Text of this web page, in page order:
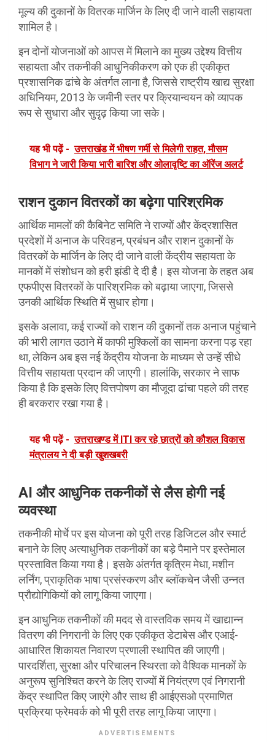
मूल्य की दुकानों के वितरक मार्जिन के लिए दी जाने वाली सहायता
शामिल है।
इन दोनों योजनाओं को आपस में मिलाने का मुख्य उद्देश्य वित्तीय
सहायता और तकनीकी आधुनिकीकरण को एक ही एकीकृत
प्रशासनिक ढांचे के अंतर्गत लाना है, जिससे राष्ट्रीय खाद्य सुरक्षा
अधिनियम, 2013 के जमीनी स्तर पर क्रियान्वयन को व्यापक
रूप से सुधारा और सुदृढ़ किया जा सके।
यह भी पढ़ें - उत्तराखंड में भीषण गर्मी से मिलेगी राहत, मौसम
विभाग ने जारी किया भारी बारिश और ओलावृष्टि का ऑरेंज अलर्ट
राशन दुकान वितरकों काबढ़ेगा पारिश्रमिक
आर्थिक मामलों की कैबिनेट समिति ने राज्यों और केंद्रशासित
प्रदेशों में अनाज के परिवहन, प्रबंधन और राशन दुकानों के
वितरकों के मार्जिन के लिए दी जाने वाली केंद्रीय सहायता के
मानकों में संशोधन को हरी झंडी दे दी है। इस योजना के तहत अब
एफपीएस वितरकों के पारिश्रमिक को बढ़ाया जाएगा, जिससे
उनकी आर्थिक स्थिति में सुधार होगा।
इसके अलावा, कई राज्यों को राशन की दुकानों तक अनाज पहुंचाने
की भारी लागत उठाने में काफी मुश्किलों का सामना करना पड़ रहा
था, लेकिन अब इस नई केंद्रीय योजना के माध्यम से उन्हें सीधे
वित्तीय सहायता प्रदान की जाएगी। हालांकि, सरकार ने साफ
किया है कि इसके लिए वित्तपोषण का मौजूदा ढांचा पहले की तरह
ही बरकरार रखा गया है।
यह भी पढ़ें - उत्तराखण्ड में ITI कर रहे छात्रों को कौशल विकास
मंत्रालय ने दी बड़ी खुशखबरी
AI और आधुनिक तकनीकों से लैस होगी नई
व्यवस्था
तकनीकी मोर्चे पर इस योजना को पूरी तरह डिजिटल और स्मार्ट
बनाने के लिए अत्याधुनिक तकनीकों का बड़े पैमाने पर इस्तेमाल
प्रस्तावित किया गया है। इसके अंतर्गत कृत्रिम मेधा, मशीन
लर्निंग, प्राकृतिक भाषा प्रसंस्करण और ब्लॉकचेन जैसी उन्नत
प्रौद्योगिकियों को लागू किया जाएगा।
इन आधुनिक तकनीकों की मदद से वास्तविक समय में खाद्यान्न
वितरण की निगरानी के लिए एक एकीकृत डेटाबेस और एआई-
आधारित शिकायत निवारण प्रणाली स्थापित की जाएगी।
पारदर्शिता, सुरक्षा और परिचालन स्थिरता को वैश्विक मानकों के
अनुरूप सुनिश्चित करने के लिए राज्यों में नियंत्रण एवं निगरानी
केंद्र स्थापित किए जाएंगे और साथ ही आईएसओ प्रमाणित
प्रक्रिया फ्रेमवर्क को भी पूरी तरह लागू किया जाएगा।
ADVERTISEMENTS